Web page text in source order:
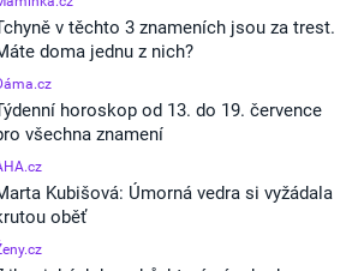
v těchto 3 znameních jsou za trest.
doma jednu z nich?
horoskop od 13. do 19. července
všechna znamení
Kubišová: Úmorná vedra si vyžádala
oběť